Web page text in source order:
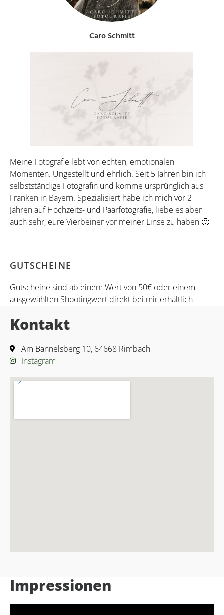
Meine Fotografie lebt von echten, emotionalen
Momenten. Ungestellt und ehrlich. Seit 5 Jahren bin ich
selbstständige Fotografin und komme ursprünglich aus
Franken in Bayern. Spezialisiert habe ich mich vor 2
Jahren auf Hochzeits- und Paarfotografie, liebe es aber
auch sehr, eure Vierbeiner vor meiner Linse zu haben 🙂
Caro Schmitt
GUTSCHEINE
Gutscheine sind ab einem Wert von 50€ oder einem
ausgewählten Shootingwert direkt bei mir erhältlich
Kontakt
Am Bannelsberg 10, 64668 Rimbach
Instagram
Impressionen